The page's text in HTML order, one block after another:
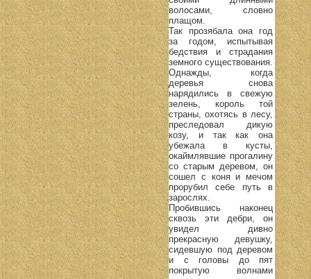
волосами, словно
плащом.
Так прозябала она год
за годом, испытывая
бедствия и страдания
земного существования.
Однажды, когда
деревья снова
нарядились в свежую
зелень, король той
страны, охотясь в лесу,
преследовал дикую
козу, и так как она
убежала в кусты,
окаймлявшие прогалину
со старым деревом, он
сошел с коня и мечом
прорубил себе путь в
зарослях.
Пробившись наконец
сквозь эти дебри, он
увидел дивно
прекрасную девушку,
сидевшую под деревом
и с головы до пят
покрытую волнами